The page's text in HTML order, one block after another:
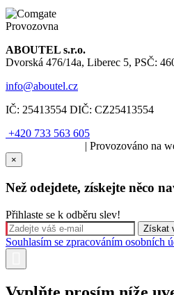
Provozovna
ABOUTEL s.r.o.
Dvorská 476/14a, Liberec 5, PSČ:
info@aboutel.cz
IČ: 25413554 DIČ: CZ25413554
+420 733 563 605
| Provozováno na
×
Než odejdete, získejte něco
Přihlaste se k odběru slev!
Souhlasím se zpracováním osobních